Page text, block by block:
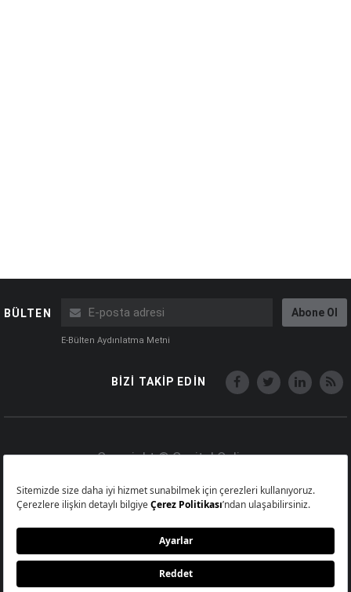
BÜLTEN Abone Ol
E-Bülten Aydınlatma Metni
BİZİ TAKİP EDİN
Copyright © Capital Online
Üsküdar İstanbul Turkey
Abonelik